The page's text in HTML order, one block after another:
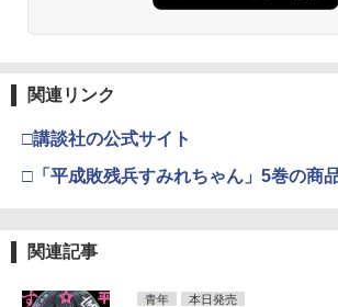
関連リンク
□講談社の公式サイト
□「平成敗残兵すみれちゃん」5巻の商
関連記事
青年 本日発売